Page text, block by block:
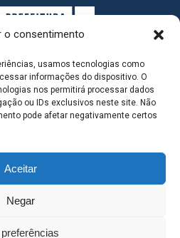
o consentimento
usamos tecnologias como
informações do dispositivo. O
nos permitirá processar dados
ou IDs exclusivos neste site. Não
pode afetar negativamente certos
Aceitar
Negar MUNICIPAL - Avenida